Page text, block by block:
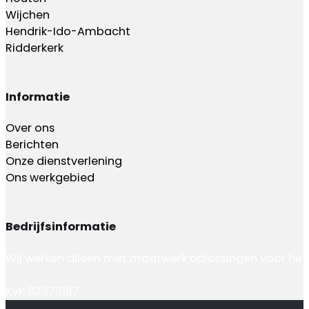
Wijchen
Hendrik-Ido-Ambacht
Ridderkerk
Informatie
Over ons
Berichten
Onze dienstverlening
Ons werkgebied
Bedrijfsinformatie